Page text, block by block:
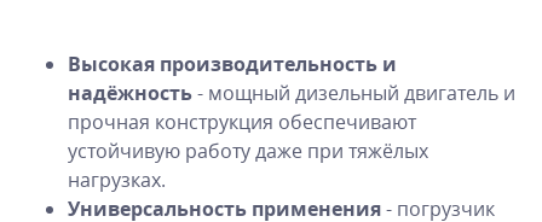
Высокая производительность и
надёжность- мощный дизельный двигатель и
прочная конструкция обеспечивают
устойчивую работу даже при тяжёлых
нагрузках.
Универсальность применения- погрузчик